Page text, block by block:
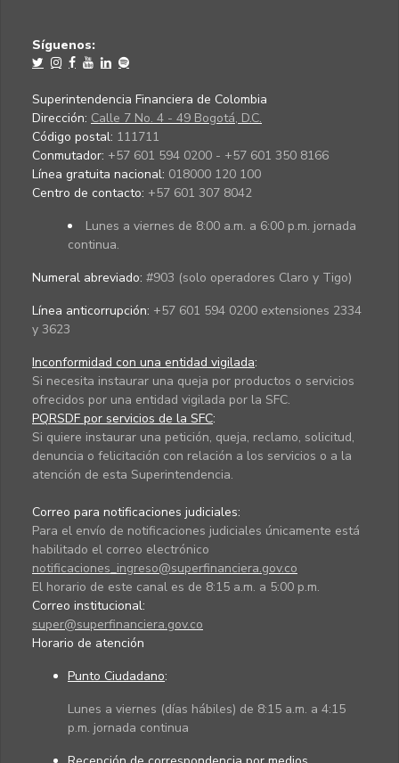
Síguenos:
Superintendencia Financiera de Colombia
Dirección: Calle 7 No. 4 - 49 Bogotá, D.C.
Código postal: 111711
Conmutador: +57 601 594 0200 - +57 601 350 8166
Línea gratuita nacional: 018000 120 100
Centro de contacto: +57 601 307 8042
Lunes a viernes de 8:00 a.m. a 6:00 p.m. jornada
continua.
Numeral abreviado: #903 (solo operadores Claro y Tigo)
Línea anticorrupción: +57 601 594 0200 extensiones 2334
y 3623
Inconformidad con una entidad vigilada:
Si necesita instaurar una queja por productos o servicios
ofrecidos por una entidad vigilada por la SFC.
PQRSDF por servicios de la SFC:
Si quiere instaurar una petición, queja, reclamo, solicitud,
denuncia o felicitación con relación a los servicios o a la
atención de esta Superintendencia.
Correo para notificaciones judiciales:
Para el envío de notificaciones judiciales únicamente está
habilitado el correo electrónico
notificaciones_ingreso@superfinanciera.gov.co
El horario de este canal es de 8:15 a.m. a 5:00 p.m.
Correo institucional:
super@superfinanciera.gov.co
Horario de atención
Punto Ciudadano:
Lunes a viernes (días hábiles) de 8:15 a.m. a 4:15
p.m. jornada continua